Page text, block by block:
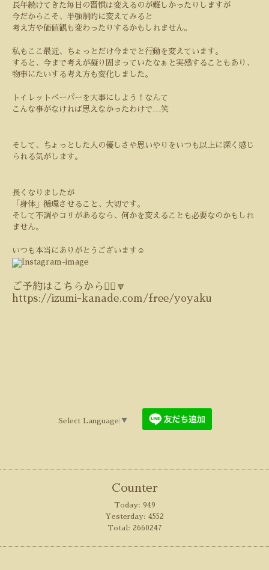
長年続けてきた毎日の習慣は変えるのが難しかったりしますが
今だからこそ、半強制的に変えてみると
考え方や価値観も変わったりするかもしれません。
私もここ最近、ちょっとだけ今までと行動を変えています。
すると、今まで考えが凝り固まっていたなぁと実感することもあり、
物事にたいする考え方も変化しました。
トイレットペーパーを大事にしよう！なんて
こんな事がなければ思えなかったわけで …笑
そして、ちょっとした人の優しさや思いやりをいつも以上に深く感じ
られる気がします。
長くなりましたが
「身体」循環させること、大切です。
そして不調やコリがあるなら、何かを変えることも必要なのかもしれ
ません。
いつも本当にありがとうございます☺️
ご予約はこちらから💁‍♀️🔽
https://izumi-kanade.com/free/yoyaku
Select Language ▼
Counter
Today: 949
Yesterday: 4552
Total: 2660247